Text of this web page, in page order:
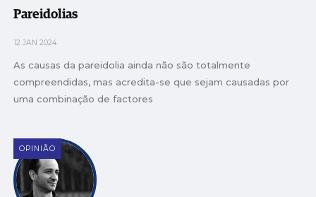
Pareidolias
12 JAN 2024
As causas da pareidolia ainda não são totalmente
compreendidas, mas acredita-se que sejam causadas por
uma combinação de factores
OPINIÃO